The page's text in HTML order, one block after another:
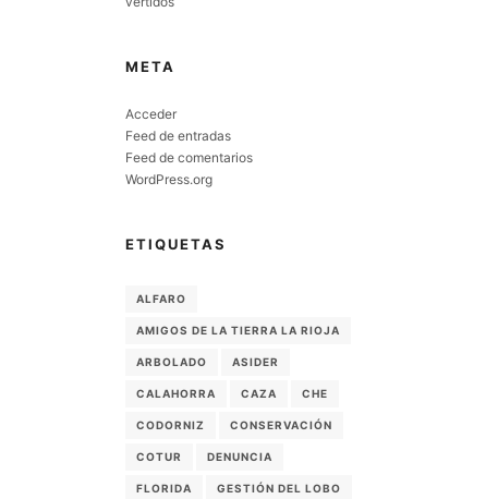
META
Acceder
Feed de entradas
Feed de comentarios
WordPress.org
ETIQUETAS
ALFARO
AMIGOS DE LA TIERRA LA RIOJA
ARBOLADO ASIDER
CALAHORRA CAZA CHE
CODORNIZ CONSERVACIÓN
COTUR DENUNCIA
FLORIDA GESTIÓN DEL LOBO